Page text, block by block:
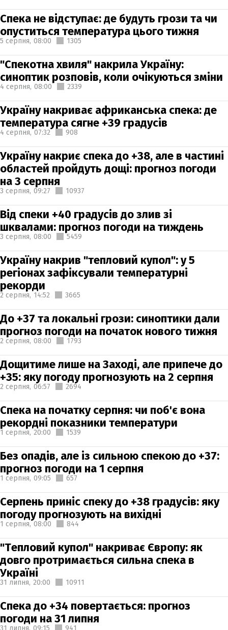
Спека не відступає: де будуть грози та чи
опуститься температура цього тижня
5 серпня, 08:00 1305
"Спекотна хвиля" накрила Україну:
синоптик розповів, коли очікуються зміни
4 серпня, 08:00 2339
Україну накриває африканська спека: де
температура сягне +39 градусів
4 серпня, 07:32 908
Україну накриє спека до +38, але в частині
областей пройдуть дощі: прогноз погоди
на 3 серпня
3 серпня, 09:27 10937
Від спеки +40 градусів до злив зі
шквалами: прогноз погоди на тиждень
3 серпня, 08:00 5459
Україну накрив "тепловий купол": у 5
регіонах зафіксували температурні
рекорди
2 серпня, 14:52 3665
До +37 та локальні грози: синоптики дали
прогноз погоди на початок нового тижня
2 серпня, 08:00 1793
Дощитиме лише на Заході, але припече до
+35: яку погоду прогнозують на 2 серпня
2 серпня, 06:57 2694
Спека на початку серпня: чи поб'є вона
рекордні показники температури
1 серпня, 20:00 1539
Без опадів, але із сильною спекою до +37:
прогноз погоди на 1 серпня
1 серпня, 09:05 657
Серпень приніс спеку до +38 градусів: яку
погоду прогнозують на вихідні
1 серпня, 08:00 844
"Тепловий купол" накриває Європу: як
довго протримається сильна спека в
Україні
31 липня, 20:00 10911
Спека до +34 повертається: прогноз
погоди на 31 липня
31 липня, 09:15 941